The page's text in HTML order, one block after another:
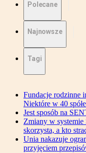
Polecane
Najnowsze
Tagi
Fundacje rodzinne
Niektóre w 40
Jest sposób na
Zmiany w
skorzysta, a kto
Unia nakazuje
przyjęciem